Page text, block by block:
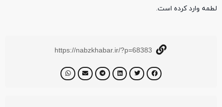
لطمه وارد کرده است.
https://nabzkhabar.ir/?p=68383